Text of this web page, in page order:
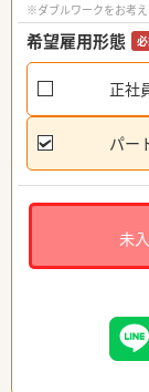
※ダブルワークをお考え
希望雇用形態
正社
パー
未